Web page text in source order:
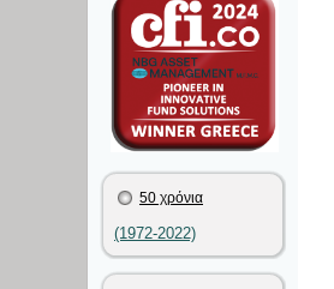
50 χρόνια
(1972-2022)